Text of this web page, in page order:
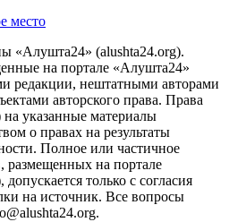
место
«Алушта24» (alushta24.org).
на портале «Алушта24»
редакции, нештатными авторами
авторского права. Права
указанные материалы
о правах на результаты
Полное или частичное
размещенных на портале
только с согласия
на источник. Все вопросы